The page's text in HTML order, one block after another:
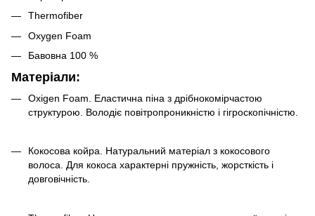
Thermofiber
Oxygen Foam
Бавовна 100 %
Матеріали:
Oxigen Foam. Еластична піна з дрібнокомірчастою
структурою. Володіє повітропроникністю і гігроскопічністю.
Кокосова койра. Натуральний матеріал з кокосового
волоса. Для кокоса характерні пружність, жорсткість і
довговічність.